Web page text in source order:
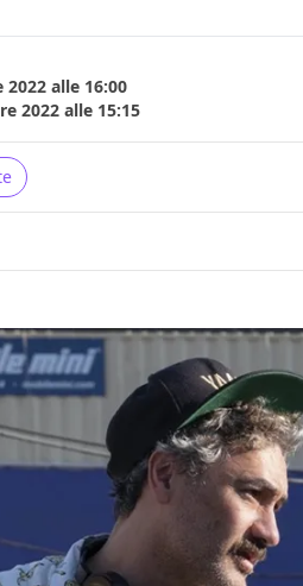
alle 16:00
2022 alle 15:15